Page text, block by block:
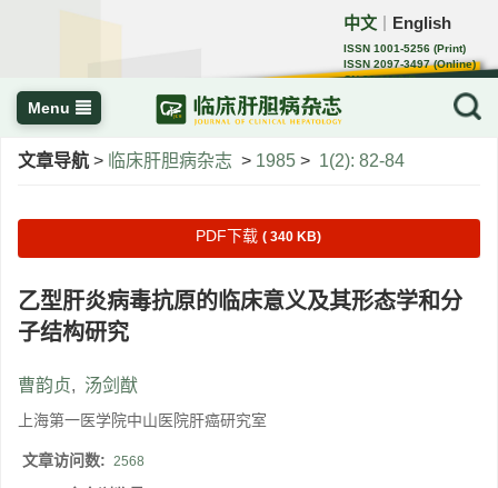
中文 English
ISSN 1001-5256 (Print)
ISSN 2097-3497 (Online)
CN 22-1108/R
Menu
文章导航 > 临床肝胆病杂志 > 1985 > 1(2): 82-84
PDF下载 ( 340 KB)
乙型肝炎病毒抗原的临床意义及其形态学和分
子结构研究
曹韵贞, 汤剑猷
上海第一医学院中山医院肝癌研究室
文章访问数: 2568